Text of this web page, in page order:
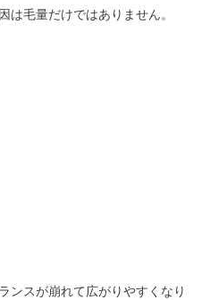
は毛量だけではありません。
ンスが崩れて広がりやすくなり